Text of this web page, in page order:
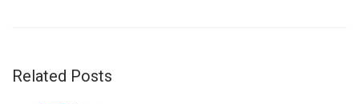
Related Posts